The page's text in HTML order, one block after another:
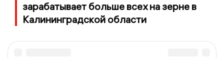
зарабатывает больше всех на зерне в
Калининградской области